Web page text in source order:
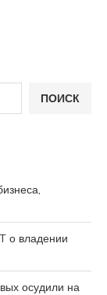
ПОИСК
о владении
осудили на